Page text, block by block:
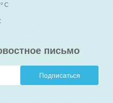
письмо
o C